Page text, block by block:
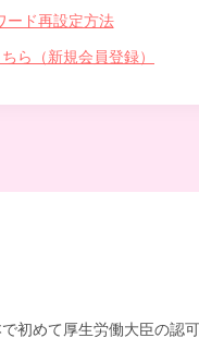
ード再設定方法
ら（新規会員登録）
初めて厚生労働大臣の